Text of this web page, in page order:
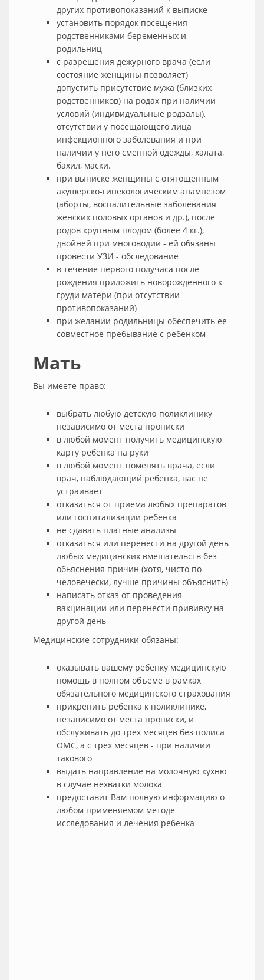
других противопоказаний к выписке
установить порядок посещения
родственниками беременных и
родильниц
с разрешения дежурного врача (если
состояние женщины позволяет)
допустить присутствие мужа (близких
родственников) на родах при наличии
условий (индивидуальные родзалы),
отсутствии у посещающего лица
инфекционного заболевания и при
наличии у него сменной одежды, халата,
бахил, маски.
при выписке женщины с отягощенным
акушерско-гинекологическим анамнезом
(аборты, воспалительные заболевания
женских половых органов и др.), после
родов крупным плодом (более 4 кг.),
двойней при многоводии - ей обязаны
провести УЗИ - обследование
в течение первого получаса после
рождения приложить новорожденного к
груди матери (при отсутствии
противопоказаний)
при желании родильницы обеспечить ее
совместное пребывание с ребенком
Мать
Вы имеете право:
выбрать любую детскую поликлинику
независимо от места прописки
в любой момент получить медицинскую
карту ребенка на руки
в любой момент поменять врача, если
врач, наблюдающий ребенка, вас не
устраивает
отказаться от приема любых препаратов
или госпитализации ребенка
не сдавать платные анализы
отказаться или перенести на другой день
любых медицинских вмешательств без
обьяснения причин (хотя, чисто по-
человечески, лучше причины объяснить)
написать отказ от проведения
вакцинации или перенести прививку на
другой день
Медицинские сотрудники обязаны:
оказывать вашему ребенку медицинскую
помощь в полном объеме в рамках
обязательного медицинского страхования
прикрепить ребенка к поликлинике,
независимо от места прописки, и
обслуживать до трех месяцев без полиса
ОМС, а с трех месяцев - при наличии
такового
выдать направление на молочную кухню
в случае нехватки молока
предоставит Вам полную информацию о
любом применяемом методе
исследования и лечения ребенка